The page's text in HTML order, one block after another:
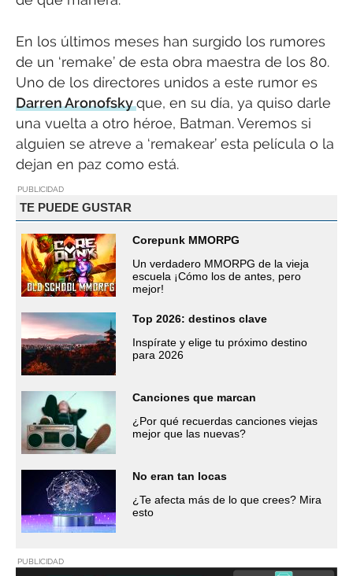
En los últimos meses han surgido los rumores
de un ‘remake’ de esta obra maestra de los 80.
Uno de los directores unidos a este rumor es
Darren Aronofskyque, en su día, ya quiso darle
una vuelta a otro héroe, Batman. Veremos si
alguien se atreve a ‘remakear’ esta película o la
dejan en paz como está.
PUBLICIDAD
TE PUEDE GUSTAR
Corepunk MMORPG
Un verdadero MMORPG de la vieja
escuela ¡Cómo los de antes, pero
mejor!
Top 2026: destinos clave
Inspírate y elige tu próximo destino
para 2026
Canciones que marcan
¿Por qué recuerdas canciones viejas
mejor que las nuevas?
No eran tan locas
¿Te afecta más de lo que crees? Mira
esto
PUBLICIDAD